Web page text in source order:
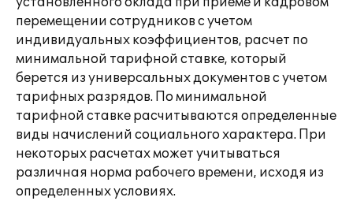
перемещении сотрудников с учетом
индивидуальных коэффициентов, расчет по
минимальной тарифной ставке, который
берется из универсальных документов с учетом
тарифных разрядов. По минимальной
тарифной ставке расчитываются определенные
виды начислений социального характера. При
некоторых расчетах может учитываться
различная норма рабочего времени, исходя из
определенных условиях.